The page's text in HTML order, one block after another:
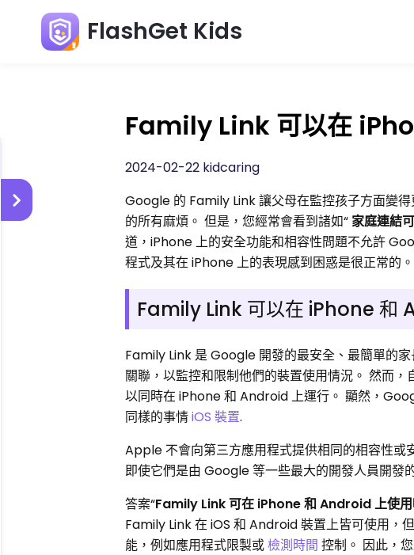
FlashGet Kids
Family Link 可以在
2024-02-22 kidcaring
Google 的 Family Link 讓父母在監控孩子方面變
的所有麻煩。 但是，您經常會看到諸如“ 家庭連結
道，iPhone 上的安全功能和相容性問題不允許
程式及其在 iPhone 上的表現感到困惑是很正常的。
Family Link 可以在 iPhone 和
Family Link 是 Google 開發的最安全、最簡單的
關聯，以監控和限制他們的裝置使用情況。 然而
以同時在 iPhone 和 Android 上運行。 顯然，
同樣的事情iOS 裝置.
Apple 不會向第三方應用程式提供相同的相容性或
即使它們是由 Google 等一些最大的開發人員開發
答案“Family Link 可在 iPhone 和 Android 上使用
Family Link 在 iOS 和 Android 裝置上皆可使用，
能，例如應用程式限製或檢測時間 控制。 因此，